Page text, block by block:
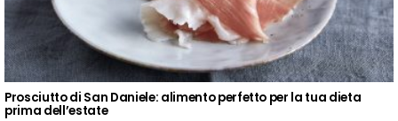
Prosciutto di San Daniele: alimento perfetto per la tua dieta
prima dell’estate